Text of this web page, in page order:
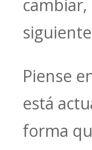
cambiar,
Piense
está
forma